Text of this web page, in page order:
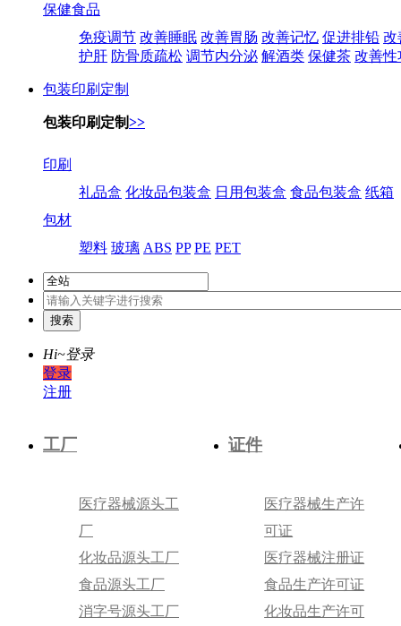
保健食品
免疫调节 改善睡眠 改善胃肠 改善记忆 促进排铅 改
护肝 防骨质疏松 调节内分泌 解酒类 保健茶 改善性
包装印刷定制
包装印刷定制>>
印刷
礼品盒 化妆品包装盒 日用包装盒 食品包装盒 纸箱
包材
塑料 玻璃 ABS PP PE PET
Hi~登录
登录
注册
工厂
医疗器械源头工
厂
化妆品源头工厂
食品源头工厂
消字号源头工厂
证件
医疗器械生产许
可证
医疗器械注册证
食品生产许可证
化妆品生产许可